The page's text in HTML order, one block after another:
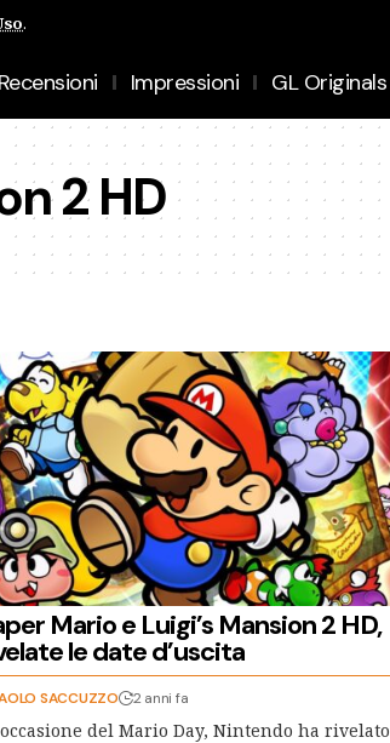
.
Recensioni Impressioni GL Originals
2 HD
Mario e Luigi’s Mansion 2 HD,
le date d’uscita
SACCUZZO 2 anni fa
del Mario Day, Nintendo ha rivelato